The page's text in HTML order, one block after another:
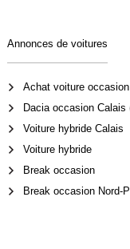
Annonces de voitures
Achat voiture
Dacia occasion Calais
Voiture hybride Calais
Voiture hybride
Break occasion
Break occasion Nord-